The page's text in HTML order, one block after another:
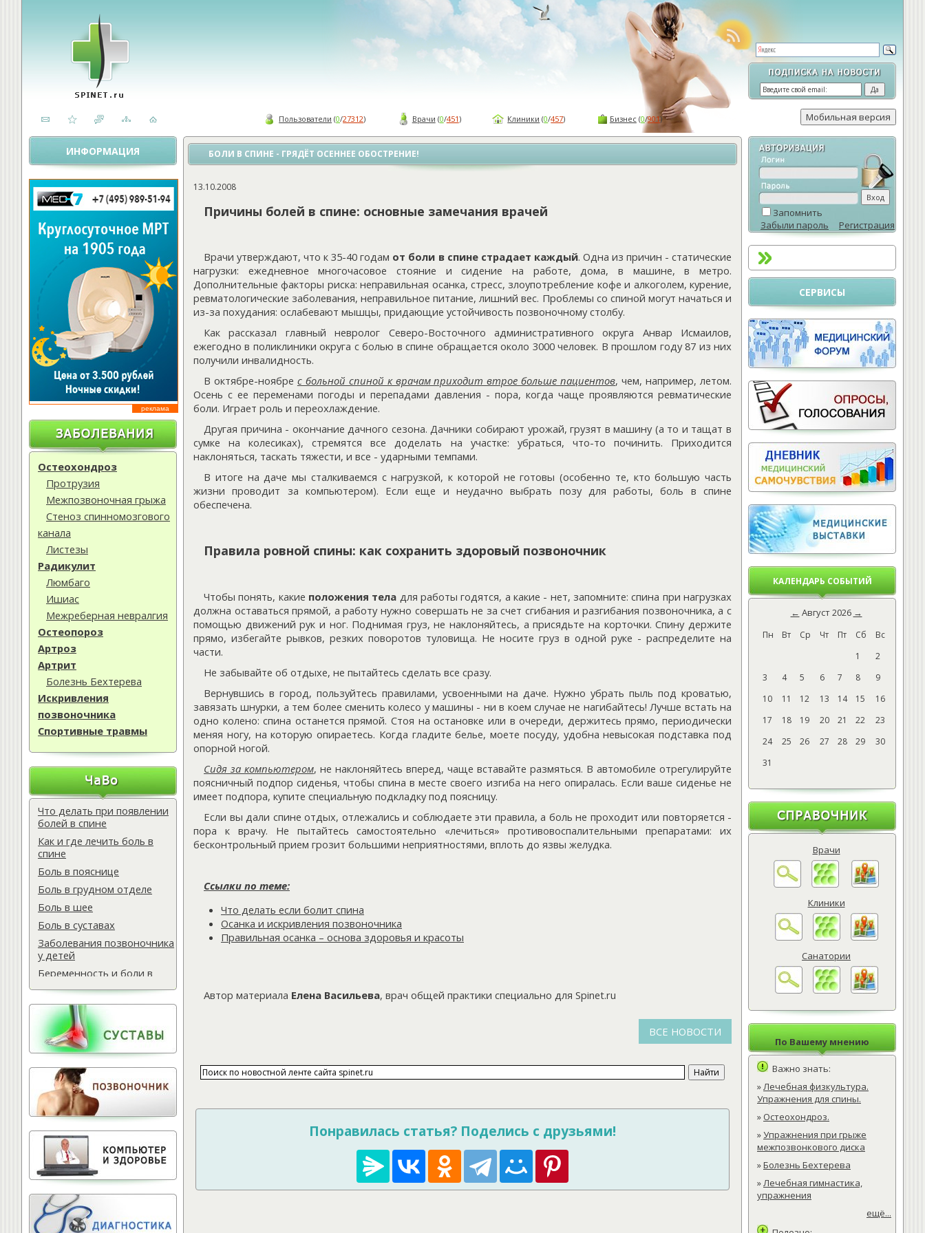
Пользователи (0/27312) Врачи (0/451) Клиники (0/457) Бизнес(0/901)
ИНФОРМАЦИЯ
реклама
Остеохондроз
Протрузия
Межпозвоночная грыжа
Стеноз спинномозгового
канала
Листезы
Радикулит
Люмбаго
Ишиас
Межреберная невралгия
Остеопороз
Артроз
Артрит
Болезнь Бехтерева
Искривления
позвоночника
Спортивные травмы
Что делать при появлении
болей в спине
Как и где лечить боль в
спине
Боль в пояснице
Боль в грудном отделе
Боль в шее
Боль в суставах
Заболевания позвоночника
у детей
Беременность и боли в
Мази для спины
Массаж водителю
Самомассаж при
остеохондрозе
Поясничная грыжа
Обследование
позвоночника
Тактика лечения
остеохондроза
Лечение баней
Офисный фитнес
Народная медицина
Тест для позвоночника
Питание для позвоночника
Запомнить
Забыли пароль
Регистрация
СЕРВИСЫ
КАЛЕНДАРЬ СОБЫТИЙ
← Август 2026 →
Пн Вт Ср Чт Пт Сб
Вс
1
2
3
4 5 6 7 8
9
10
11 12 13 14 15
16
17
18 19 20 21 22
23
24
25 26 27 28 29
30
31
Врачи
Клиники
Санатории
По Вашему мнению
Важно знать:
»Лечебная физкультура.
Упражнения для спины.
» Остеохондроз.
»Упражнения при грыже
межпозвонкового диска
»Болезнь Бехтерева
»Лечебная гимнастика,
упражнения
ещё...
БОЛИ В СПИНЕ - ГРЯДЁТ ОСЕННЕЕ ОБОСТРЕНИЕ!
13.10.2008
Причины болей в спине: основные замечания врачей
Врачи утверждают, что к 35-40 годам от боли в спине страдает каждый. Одна из причин - статические
нагрузки: ежедневное многочасовое стояние и сидение на работе, дома, в машине, в метро.
Дополнительные факторы риска: неправильная осанка, стресс, злоупотребление кофе и алкоголем, курение,
ревматологические заболевания, неправильное питание, лишний вес. Проблемы со спиной могут начаться и
из-за похудания: ослабевают мышцы, придающие устойчивость позвоночному столбу.
Как рассказал главный невролог Северо-Восточного административного округа Анвар Исмаилов,
ежегодно в поликлиники округа с болью в спине обращается около 3000 человек. В прошлом году 87 из них
получили инвалидность.
В октябре-ноябре с больной спиной к врачам приходит втрое больше пациентов, чем, например, летом.
Осень с ее переменами погоды и перепадами давления - пора, когда чаще проявляются ревматические
боли. Играет роль и переохлаждение.
Другая причина - окончание дачного сезона. Дачники собирают урожай, грузят в машину (а то и тащат в
сумке на колесиках), стремятся все доделать на участке: убраться, что-то починить. Приходится
наклоняться, таскать тяжести, и все - ударными темпами.
В итоге на даче мы сталкиваемся с нагрузкой, к которой не готовы (особенно те, кто большую часть
жизни проводит за компьютером). Если еще и неудачно выбрать позу для работы, боль в спине
обеспечена.
Правила ровной спины: как сохранить здоровый позвоночник
Чтобы понять, какие положения тела для работы годятся, а какие - нет, запомните: спина при нагрузках
должна оставаться прямой, а работу нужно совершать не за счет сгибания и разгибания позвоночника, а с
помощью движений рук и ног. Поднимая груз, не наклоняйтесь, а присядьте на корточки. Спину держите
прямо, избегайте рывков, резких поворотов туловища. Не носите груз в одной руке - распределите на
части.
Не забывайте об отдыхе, не пытайтесь сделать все сразу.
Вернувшись в город, пользуйтесь правилами, усвоенными на даче. Нужно убрать пыль под кроватью,
завязать шнурки, а тем более сменить колесо у машины - ни в коем случае не нагибайтесь! Лучше встать на
одно колено: спина останется прямой. Стоя на остановке или в очереди, держитесь прямо, периодически
меняя ногу, на которую опираетесь. Когда гладите белье, моете посуду, удобна невысокая подставка под
опорной ногой.
Сидя за компьютером, не наклоняйтесь вперед, чаще вставайте размяться. В автомобиле отрегулируйте
поясничный подпор сиденья, чтобы спина в месте своего изгиба на него опиралась. Если ваше сиденье не
имеет подпора, купите специальную подкладку под поясницу.
Если вы дали спине отдых, отлежались и соблюдаете эти правила, а боль не проходит или повторяется -
пора к врачу. Не пытайтесь самостоятельно «лечиться» противовоспалительными препаратами: их
бесконтрольный прием грозит большими неприятностями, вплоть до язвы желудка.
Ссылки по теме:
Что делать если болит спина
Осанка и искривления позвоночника
Правильная осанка – основа здоровья и красоты
Автор материала Елена Васильева, врач общей практики специально для Spinet.ru
ВСЕ НОВОСТИ
Понравилась статья? Поделись с друзьями!